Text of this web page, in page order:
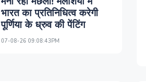
भारत का प्रतिनिधित्व करेगी
पूर्णिया के ध्रुव की पेंटिंग
07-08-26 09:08:43PM